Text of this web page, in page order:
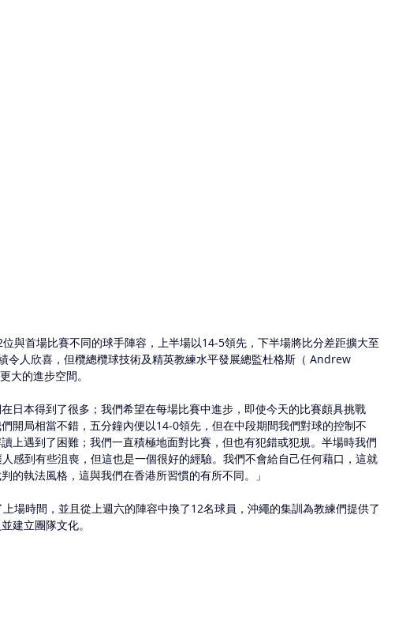
與首場比賽不同的球手陣容，上半場以14-5領先，下半場將比分差距擴大至
令人欣喜，但欖總欖球技術及精英教練水平發展總監杜格斯（ Andrew
大的進步空間。
日本得到了很多；我們希望在每場比賽中進步，即使今天的比賽頗具挑戰
開局相當不錯，五分鐘內便以14-0領先，但在中段期間我們對球的控制不
上遇到了困難；我們一直積極地面對比賽，但也有犯錯或犯規。半場時我們
感到有些沮喪，但這也是一個很好的經驗。我們不會給自己任何藉口，這就
的執法風格，這與我們在香港所習慣的有所不同。」
場時間，並且從上週六的陣容中換了12名球員，沖繩的集訓為教練們提供了
建立團隊文化。